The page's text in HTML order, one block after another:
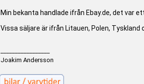
Min bekanta handlade ifrån Ebay.de, det var
Vissa säljare är ifrån Litauen, Polen, Tyskland
Joakim Andersson